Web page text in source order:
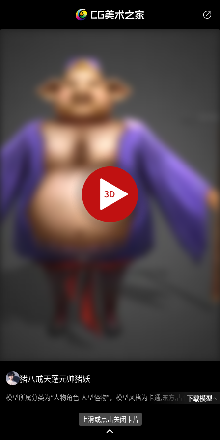
猪八戒天蓬元帅猪妖
模型所属分类为“人物角色-人型怪物”，模型风格为卡通,东方,古代，模型ID为101532，本模型由设计师 ℒℴѵℯ蓝色的梦এ⁵²º᭄এ 在2024-08-26 09:51:19上传，含.fbx，.gltf相关源文件下载格式，点数为1978，面数为2980，材质数为2，贴图数为2，CG美术之家持续为您更新与数字孪生、影视动画和游戏VR等相关优质资源。
下载模型
上滑或点击关闭卡片